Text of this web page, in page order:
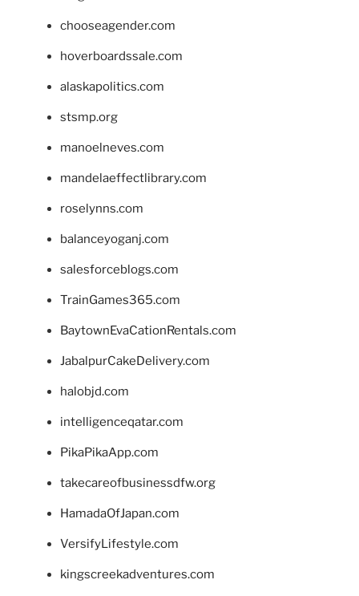
chooseagender.com
hoverboardssale.com
alaskapolitics.com
stsmp.org
manoelneves.com
mandelaeffectlibrary.com
roselynns.com
balanceyoganj.com
salesforceblogs.com
TrainGames365.com
BaytownEvaCationRentals.com
JabalpurCakeDelivery.com
halobjd.com
intelligenceqatar.com
PikaPikaApp.com
takecareofbusinessdfw.org
HamadaOfJapan.com
VersifyLifestyle.com
kingscreekadventures.com